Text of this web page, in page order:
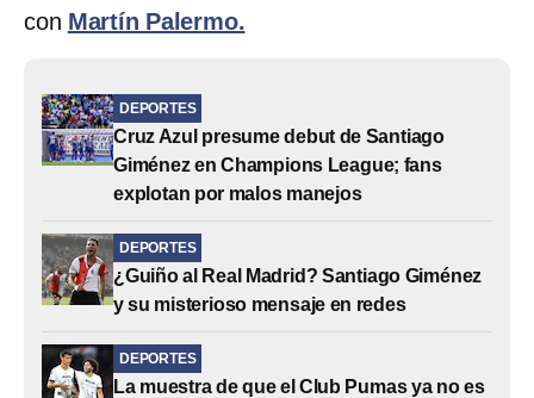
con Martín Palermo.
DEPORTES
Cruz Azul presume debut de Santiago
Giménez en Champions League; fans
explotan por malos manejos
DEPORTES
¿Guiño al Real Madrid? Santiago Giménez
y su misterioso mensaje en redes
DEPORTES
La muestra de que el Club Pumas ya no es